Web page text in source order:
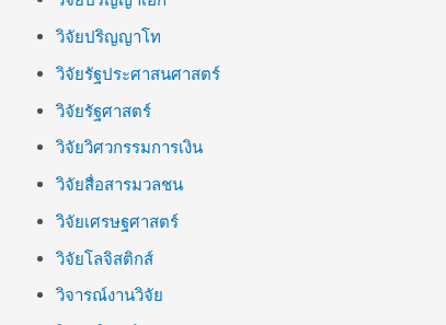
วิจัยปริญญาโท
วิจัยรัฐประศาสนศาสตร์
วิจัยรัฐศาสตร์
วิจัยวิศวกรรมการเงิน
วิจัยสื่อสารมวลชน
วิจัยเศรษฐศาสตร์
วิจัยโลจิสติกส์
วิจารณ์งานวิจัย